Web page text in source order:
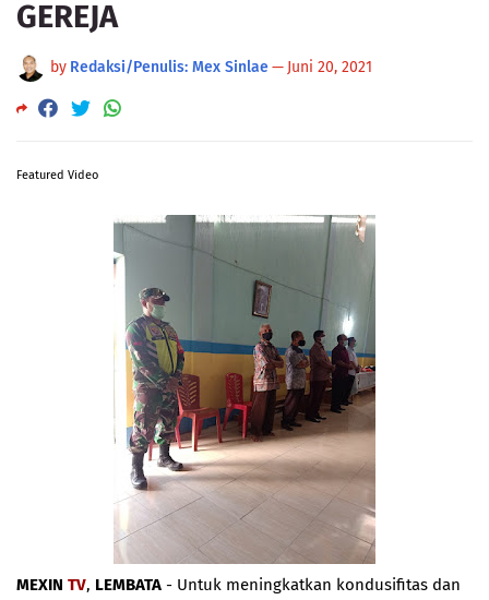
GEREJA
by Redaksi/Penulis: Mex Sinlae— Juni 20, 2021
Featured Video
MEXIN TV, LEMBATA - Untuk meningkatkan kondusifitas dan